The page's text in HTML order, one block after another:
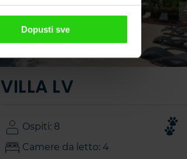
Dopusti sve
VILLA LV
Ospiti: 8
Camere da letto: 4